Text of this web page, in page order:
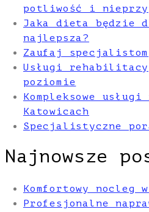
potliwość i
Jaka dieta będzie
najlepsza?
Zaufaj specjalistom
Usługi
poziomie
Kompleksowe
Katowicach
Specjalistyczne
Najnowsze
Komfortowy nocleg
Profesjonalne